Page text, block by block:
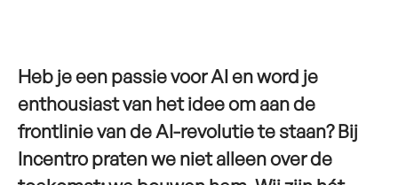
Heb je een passie voor AI en word je
enthousiast van het idee om aan de
frontlinie van de AI-revolutie te staan? Bij
Incentro praten we niet alleen over de